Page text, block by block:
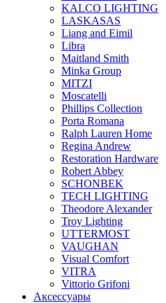
KALCO LIGHTING
LASKASAS
Liang and Eimil
Libra
Maitland Smith
Minka Group
MITZI
Moscatelli
Phillips Collection
Porta Romana
Ralph Lauren Home
Regina Andrew
Restoration Hardware
Robert Abbey
SCHONBEK
TECH LIGHTING
Theodore Alexander
Troy Lighting
UTTERMOST
VAUGHAN
Visual Comfort
VITRA
Vittorio Grifoni
Аксессуары